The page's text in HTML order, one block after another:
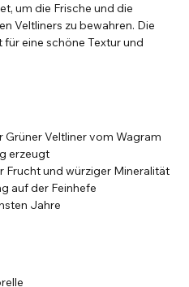
um die Frische und die
Veltliners zu bewahren. Die
eine schöne Textur und
Grüner Veltliner vom Wagram
erzeugt
Frucht und würziger Mineralität
auf der Feinhefe
Jahre